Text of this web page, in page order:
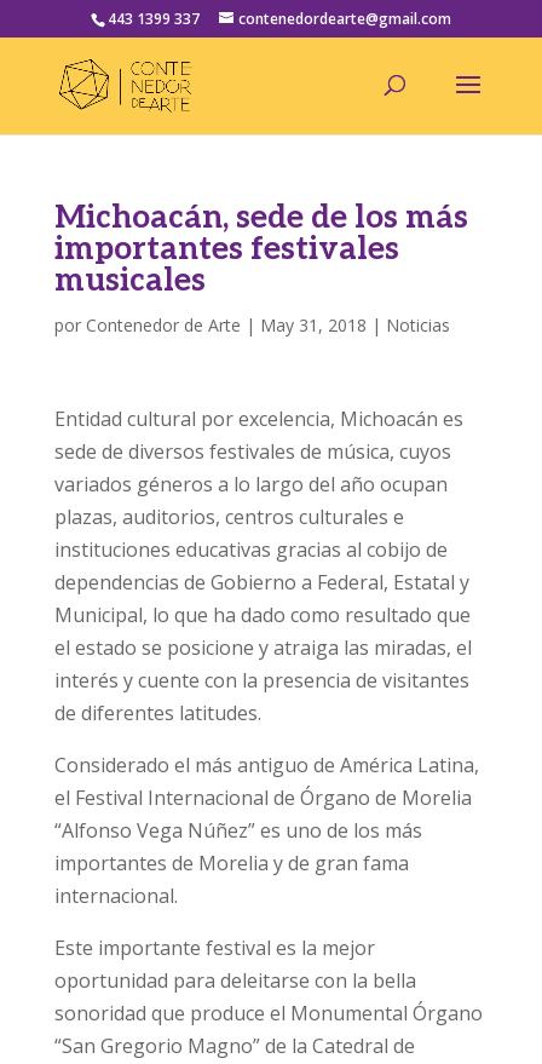
443 1399 337 contenedordearte@gmail.com
Michoacán, sede de los más
importantes festivales
musicales
por Contenedor de Arte | May 31, 2018 | Noticias
Entidad cultural por excelencia, Michoacán es
sede de diversos festivales de música, cuyos
variados géneros a lo largo del año ocupan
plazas, auditorios, centros culturales e
instituciones educativas gracias al cobijo de
dependencias de Gobierno a Federal, Estatal y
Municipal, lo que ha dado como resultado que
el estado se posicione y atraiga las miradas, el
interés y cuente con la presencia de visitantes
de diferentes latitudes.
Considerado el más antiguo de América Latina,
el Festival Internacional de Órgano de Morelia
“Alfonso Vega Núñez” es uno de los más
importantes de Morelia y de gran fama
internacional.
Este importante festival es la mejor
oportunidad para deleitarse con la bella
sonoridad que produce el Monumental Órgano
“San Gregorio Magno” de la Catedral de